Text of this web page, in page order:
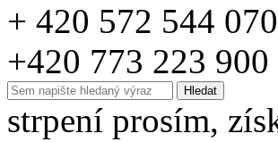
+ 420 572 544 070
+420 773 223 900
strpení prosím,